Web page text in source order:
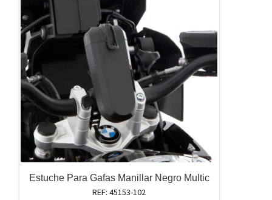
Estuche Para Gafas Manillar Negro Multic
REF: 45153-102